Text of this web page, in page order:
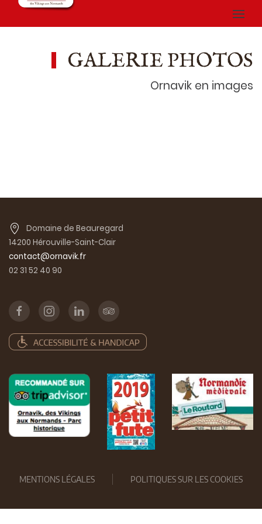
GALERIE PHOTOS
Ornavik en images
Domaine de Beauregard
14200 Hérouville-Saint-Clair
contact@ornavik.fr
02 31 52 40 90
MENTIONS LÉGALES POLITIQUES SUR LES COOKIES